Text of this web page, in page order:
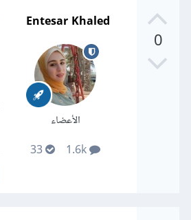
0
Entesar Khaled
الأعضاء